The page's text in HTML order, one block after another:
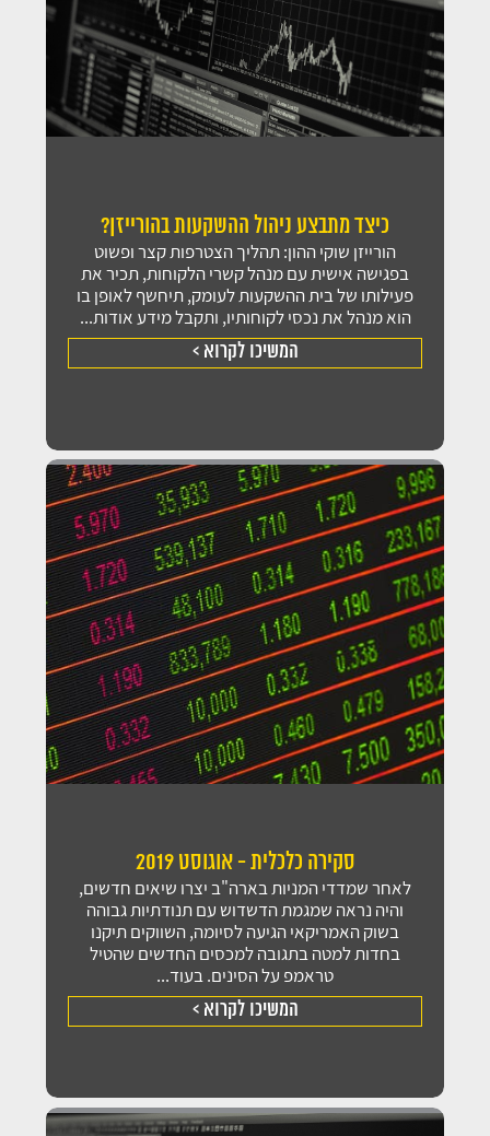
כיצד מתבצע ניהול ההשקעות בהורייזן?
הורייזן שוקי ההון: תהליך הצטרפות קצר ופשוט
בפגישה אישית עם מנהל קשרי הלקוחות, תכיר את
פעילותו של בית ההשקעות לעומק, תיחשף לאופן בו
הוא מנהל את נכסי לקוחותיו, ותקבל מידע אודות...
המשיכו לקרוא >
סקירה כלכלית - אוגוסט 2019
לאחר שמדדי המניות בארה"ב יצרו שיאים חדשים,
והיה נראה שמגמת הדשדוש עם תנודתיות גבוהה
בשוק האמריקאי הגיעה לסיומה, השווקים תיקנו
בחדות למטה בתגובה למכסים החדשים שהטיל
טראמפ על הסינים. בעוד...
המשיכו לקרוא >